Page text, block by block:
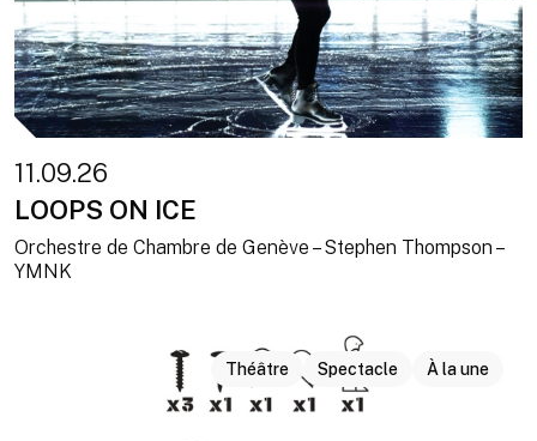
11.09.26
LOOPS ON ICE
Orchestre de Chambre de Genève – Stephen Thompson –
YMNK
Théâtre Spectacle À la une